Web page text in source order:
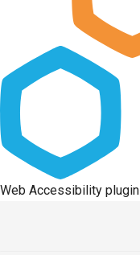
Web Accessibility plugin